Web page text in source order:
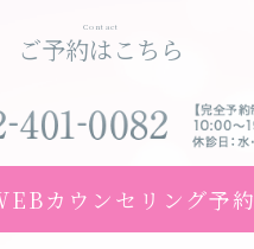
Contact
ご予約はこちら
カウンセリング予約